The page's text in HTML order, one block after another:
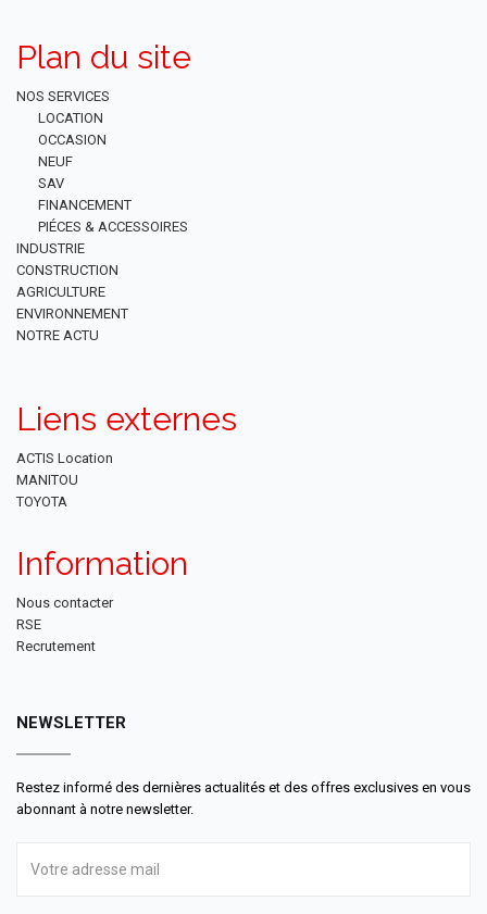
Plan du site
NOS SERVICES
LOCATION
OCCASION
NEUF
SAV
FINANCEMENT
PIÉCES & ACCESSOIRES
INDUSTRIE
CONSTRUCTION
AGRICULTURE
ENVIRONNEMENT
NOTRE ACTU
Liens externes
ACTIS Location
MANITOU
TOYOTA
Information
Nous contacter
RSE
Recrutement
NEWSLETTER
Restez informé des dernières actualités et des offres exclusives en vous
abonnant à notre newsletter.